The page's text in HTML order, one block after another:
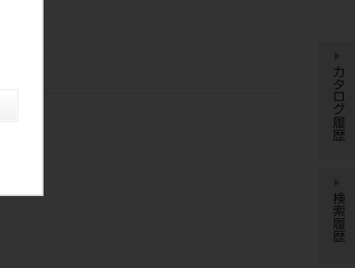
カタログ履歴
検索履歴